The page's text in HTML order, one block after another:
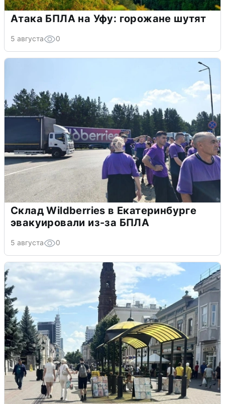
Атака БПЛА на Уфу: горожане шутят
5 августа 0
Склад Wildberries в Екатеринбурге
эвакуировали из-за БПЛА
5 августа 0